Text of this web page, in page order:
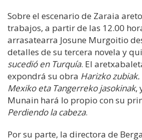
Sobre el escenario de Zaraia
trabajos, a partir de las 12.00
arrasatearra Josune Murgoitio
detalles de su tercera novela y
sucedió en Turquía. El
expondrá su obra Harizko
Mexiko eta Tangerreko jasokinak,
Munain hará lo propio con su
Perdiendo la cabeza.
Por su parte, la directora de